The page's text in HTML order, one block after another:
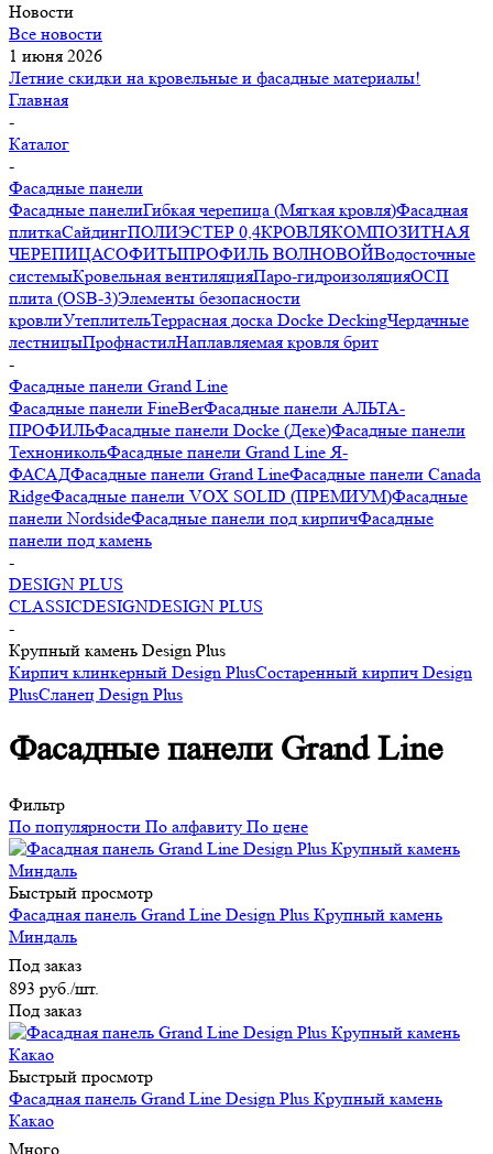
Новости
Все новости
1 июня 2026
Летние скидки на кровельные и фасадные материалы!
Главная
-
Каталог
-
Фасадные панели
Фасадные панелиГибкая черепица (Мягкая кровля)Фасадная
плиткаСайдингПОЛИЭСТЕР 0,4КРОВЛЯКОМПОЗИТНАЯ
ЧЕРЕПИЦАСОФИТЫПРОФИЛЬ ВОЛНОВОЙВодосточные
системыКровельная вентиляцияПаро-гидроизоляцияОСП
плита (OSB-3)Элементы безопасности
кровлиУтеплительТеррасная доска Docke DeckingЧердачные
лестницыПрофнастилНаплавляемая кровля брит
-
Фасадные панели Grand Line
Фасадные панели FineBerФасадные панели АЛЬТА-
ПРОФИЛЬФасадные панели Docke (Деке)Фасадные панели
ТехноникольФасадные панели Grand Line Я-
ФАСАДФасадные панели Grand LineФасадные панели Canada
RidgeФасадные панели VOX SOLID (ПРЕМИУМ)Фасадные
панели NordsideФасадные панели под кирпичФасадные
панели под камень
-
DESIGN PLUS
CLASSICDESIGNDESIGN PLUS
-
Крупный камень Design Plus
Кирпич клинкерный Design PlusСостаренный кирпич Design
PlusСланец Design Plus
Фасадные панели Grand Line
Фильтр
По популярности По алфавиту По цене
Быстрый просмотр
Фасадная панель Grand Line Design Plus Крупный камень
Миндаль
Под заказ
893 руб./шт.
Под заказ
Быстрый просмотр
Фасадная панель Grand Line Design Plus Крупный камень
Какао
Много